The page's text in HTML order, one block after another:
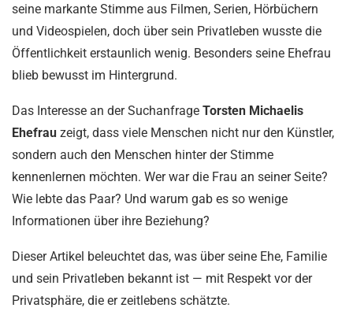
seine markante Stimme aus Filmen, Serien, Hörbüchern
und Videospielen, doch über sein Privatleben wusste die
Öffentlichkeit erstaunlich wenig. Besonders seine Ehefrau
blieb bewusst im Hintergrund.
Das Interesse an der Suchanfrage Torsten Michaelis
Ehefrau zeigt, dass viele Menschen nicht nur den Künstler,
sondern auch den Menschen hinter der Stimme
kennenlernen möchten. Wer war die Frau an seiner Seite?
Wie lebte das Paar? Und warum gab es so wenige
Informationen über ihre Beziehung?
Dieser Artikel beleuchtet das, was über seine Ehe, Familie
und sein Privatleben bekannt ist — mit Respekt vor der
Privatsphäre, die er zeitlebens schätzte.